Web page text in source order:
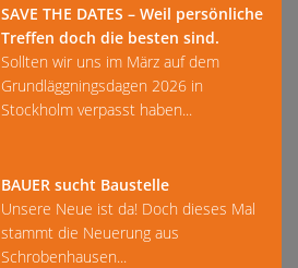
SAVE THE DATES – Weil persönliche
Treffen doch die besten sind.
Sollten wir uns im März auf dem
Grundläggningsdagen 2026 in
Stockholm verpasst haben...
BAUER sucht Baustelle
Unsere Neue ist da! Doch dieses Mal
stammt die Neuerung aus
Schrobenhausen...